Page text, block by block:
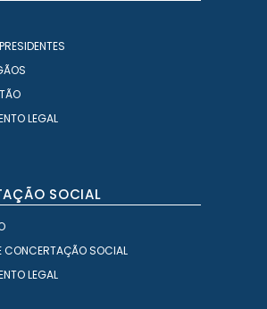
LEGAL
SOCIAL
CONCERTAÇÃO SOCIAL
LEGAL